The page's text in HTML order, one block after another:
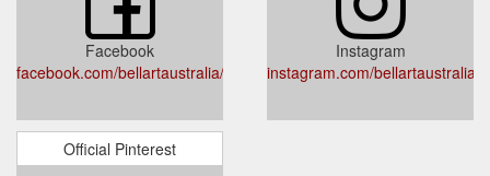
Facebook
facebook.com/bellartaustralia/
Instagram
instagram.com/bellartaustralia
Official Pinterest